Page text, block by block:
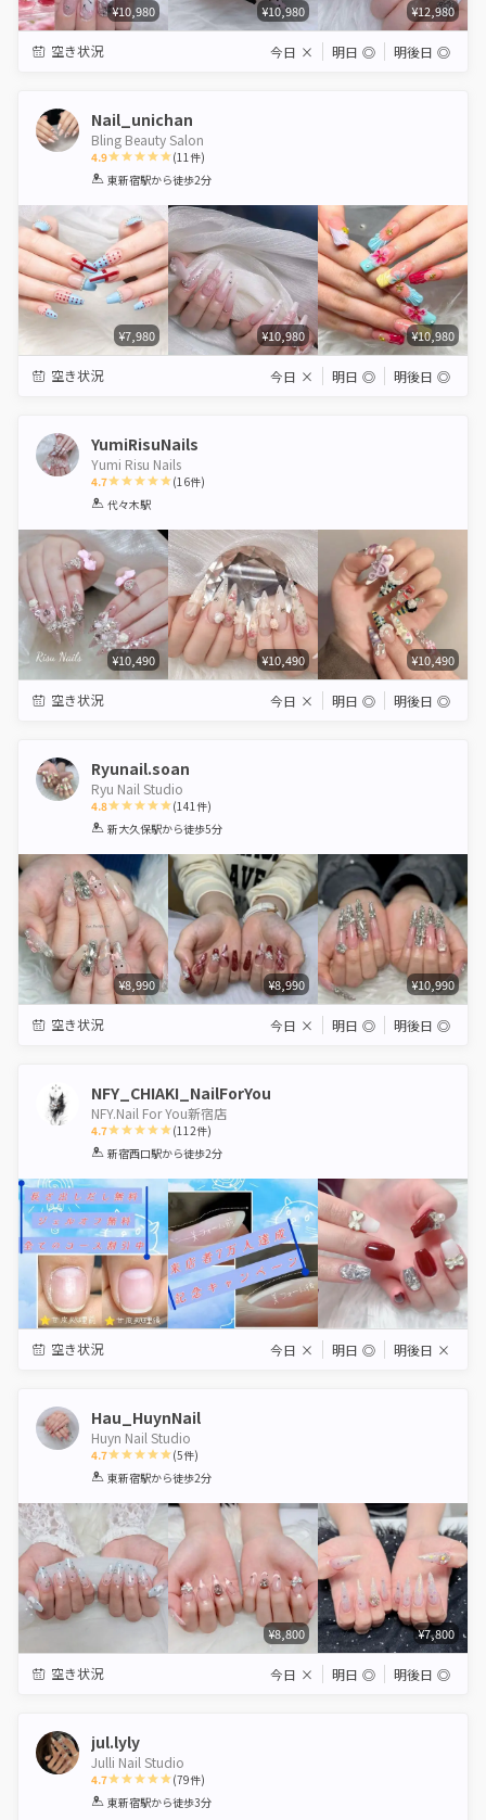
¥10,980 ¥10,980 ¥12,980
空き状況 今日 × 明日 ◎ 明後日 ◎
Nail_unichan
Bling Beauty Salon
4.9
1 2 3 4 5
(11件)
東新宿駅から徒歩2分
¥7,980 ¥10,980 ¥10,980
空き状況 今日 × 明日 ◎ 明後日 ◎
YumiRisuNails
Yumi Risu Nails
4.7
1 2 3 4
(16件)
代々木駅
¥10,490 ¥10,490 ¥10,490
空き状況 今日 × 明日 ◎ 明後日 ◎
Ryunail.soan
Ryu Nail Studio
4.8
1 2 3 4 5
(141件)
新大久保駅から徒歩5分
¥8,990 ¥8,990 ¥10,990
空き状況 今日 × 明日 ◎ 明後日 ◎
NFY_CHIAKI_NailForYou
NFY.Nail For You新宿店
4.7
1 2 3 4 5
(112件)
新宿西口駅から徒歩2分
空き状況 今日 × 明日 ◎ 明後日 ×
Hau_HuynNail
Huyn Nail Studio
4.7
1 2 3 4 5
(5件)
東新宿駅から徒歩2分
¥8,800 ¥7,800
空き状況 今日 × 明日 ◎ 明後日 ◎
jul.lyly
Julli Nail Studio
4.7
1 2 3 4 5
(79件)
東新宿駅から徒歩3分